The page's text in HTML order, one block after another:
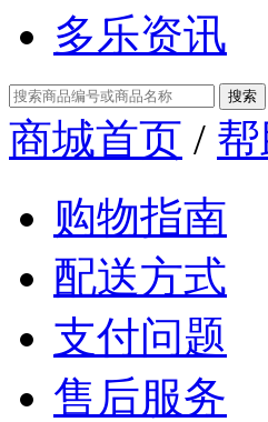
多乐资讯
商城首页 /
购物指南
配送方式
支付问题
售后服务